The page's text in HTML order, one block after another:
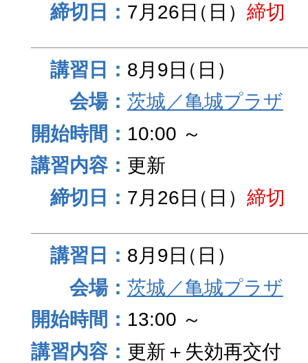
7月26日（日） 締切
8月9日（日）
茨城／亀城プラザ
10:00 ～
更新
7月26日（日） 締切
8月9日（日）
茨城／亀城プラザ
13:00 ～
更新＋失効再交付